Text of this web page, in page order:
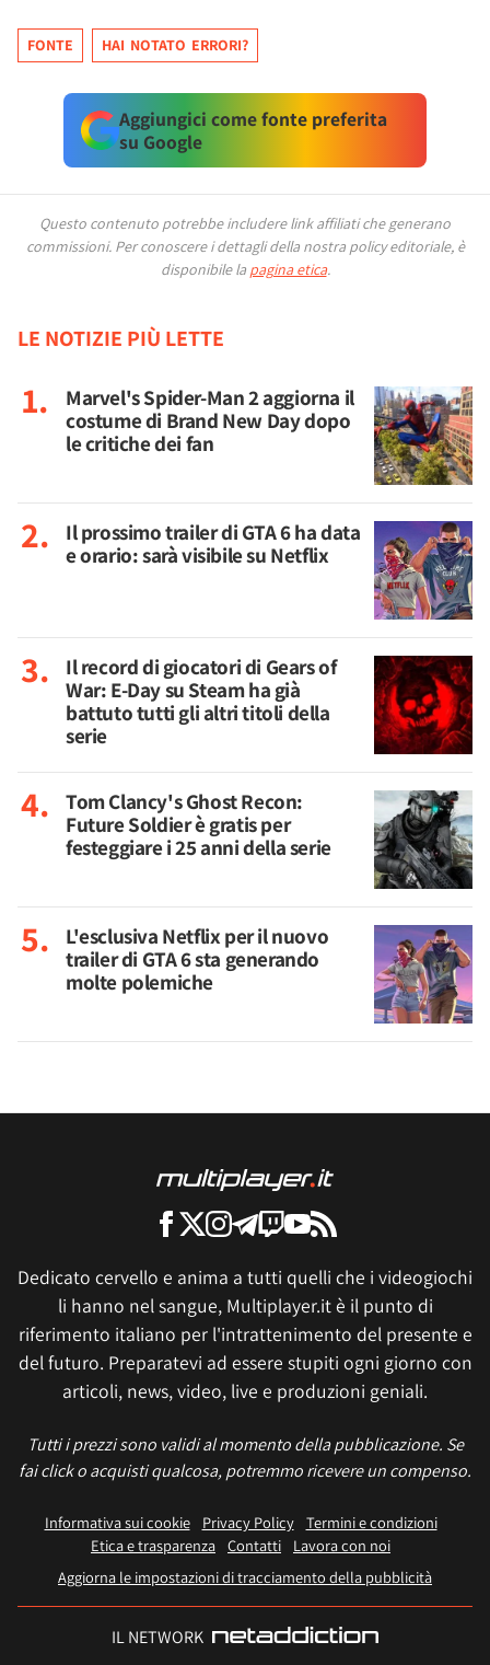
FONTE HAI NOTATO ERRORI?
Aggiungici come fonte preferita
su Google
Questo contenuto potrebbe includere link affiliati che generano
commissioni. Per conoscere i dettagli della nostra policy editoriale, è
disponibile la pagina etica.
LE NOTIZIE PIÙ LETTE
Marvel's Spider-Man 2 aggiorna il
costume di Brand New Day dopo
le critiche dei fan
Il prossimo trailer di GTA 6 ha data
e orario: sarà visibile su Netflix
Il record di giocatori di Gears of
War: E-Day su Steam ha già
battuto tutti gli altri titoli della
serie
Tom Clancy's Ghost Recon:
Future Soldier è gratis per
festeggiare i 25 anni della serie
L'esclusiva Netflix per il nuovo
trailer di GTA 6 sta generando
molte polemiche
Dedicato cervello e anima a tutti quelli che i videogiochi
li hanno nel sangue, Multiplayer.it è il punto di
riferimento italiano per l'intrattenimento del presente e
del futuro. Preparatevi ad essere stupiti ogni giorno con
articoli, news, video, live e produzioni geniali.
Tutti i prezzi sono validi al momento della pubblicazione. Se
fai click o acquisti qualcosa, potremmo ricevere un compenso.
Informativa sui cookie Privacy Policy
Termini e condizioni
Etica e trasparenza Contatti
Lavora con noi
Aggiorna le impostazioni di tracciamento della pubblicità
IL NETWORK